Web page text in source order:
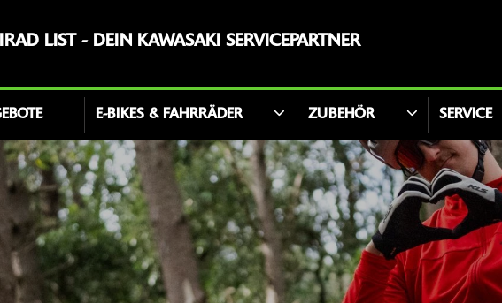
LIST - DEIN KAWASAKI SERVICEPARTNER
E-BIKES & FAHRRÄDER ZUBEHÖR SERVICE